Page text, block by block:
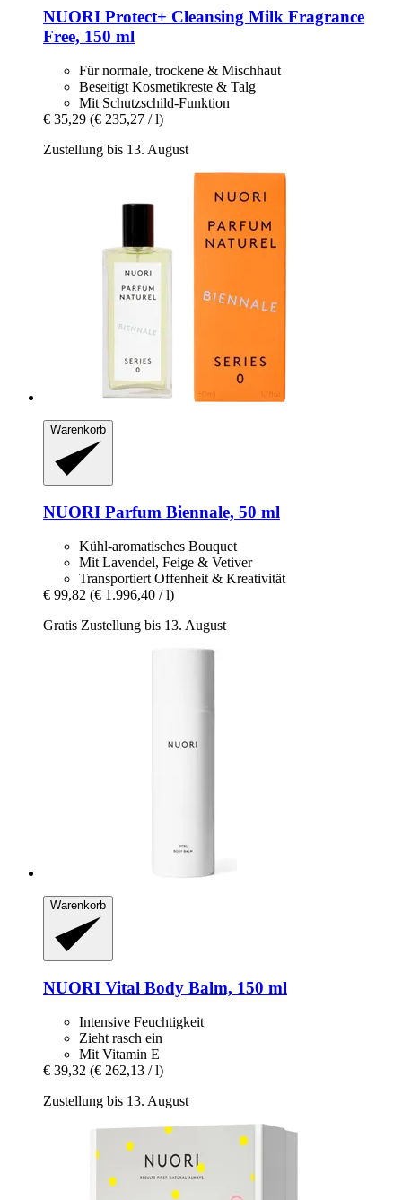
NUORI Protect+ Cleansing Milk Fragrance
Free, 150 ml
Für normale, trockene & Mischhaut
Beseitigt Kosmetikreste & Talg
Mit Schutzschild-Funktion
€ 35,29 (€ 235,27 / l)
Zustellung bis 13. August
Warenkorb
NUORI Parfum Biennale, 50 ml
Kühl-aromatisches Bouquet
Mit Lavendel, Feige & Vetiver
Transportiert Offenheit & Kreativität
€ 99,82 (€ 1.996,40 / l)
Gratis Zustellung bis 13. August
Warenkorb
NUORI Vital Body Balm, 150 ml
Intensive Feuchtigkeit
Zieht rasch ein
Mit Vitamin E
€ 39,32 (€ 262,13 / l)
Zustellung bis 13. August